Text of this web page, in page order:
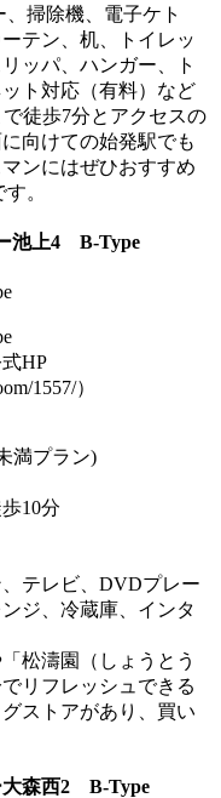
掃除機、電子ケト
テン、机、トイレッ
ッパ、ハンガー、ト
ト対応（有料）など
で徒歩7分とアクセスの
向けての始発駅でも
ンにはぜひおすすめ
。
池上4 B-Type
HP
1557/）
満プラン)
10分
テレビ、DVDプレー
ジ、冷蔵庫、インタ
松濤園（しょうとう
リフレッシュできる
ストアがあり、買い
大森西2 B-Type